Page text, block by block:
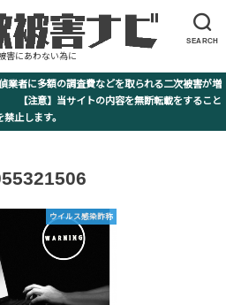
SEARCH
害にあわない為に
業者に多額の調査費などを取られる二次被害が増
意】当サイトの内容を無断転載をすること
禁止します。
ウイルス感染詐称